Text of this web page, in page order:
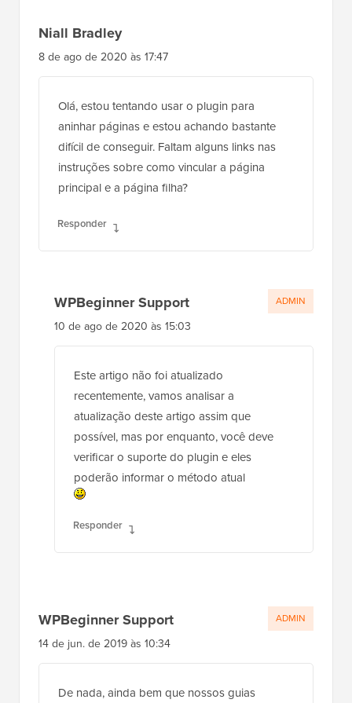
Niall Bradley
8 de ago de 2020 às 17:47
Olá, estou tentando usar o plugin para
aninhar páginas e estou achando bastante
difícil de conseguir. Faltam alguns links nas
instruções sobre como vincular a página
principal e a página filha?
Responder
WPBeginner Support
10 de ago de 2020 às 15:03
Este artigo não foi atualizado
recentemente, vamos analisar a
atualização deste artigo assim que
possível, mas por enquanto, você deve
verificar o suporte do plugin e eles
poderão informar o método atual
Responder
ADMIN
WPBeginner Support
14 de jun. de 2019 às 10:34
De nada, ainda bem que nossos guias
ADMIN